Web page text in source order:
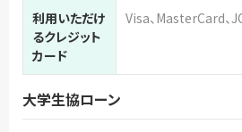
利用いただけ
るクレジット
カード
Visa、MasterCard、
大学生協ローン